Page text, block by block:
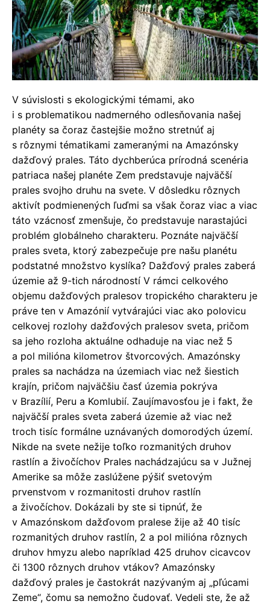
V súvislosti s ekologickými témami, ako
i s problematikou nadmerného odlesňovania našej
planéty sa čoraz častejšie možno stretnúť aj
s rôznymi tématikami zameranými na Amazónsky
dažďový prales. Táto dychberúca prírodná scenéria
patriaca našej planéte Zem predstavuje najväčší
prales svojho druhu na svete. V dôsledku rôznych
aktivít podmienených ľuďmi sa však čoraz viac a viac
táto vzácnosť zmenšuje, čo predstavuje narastajúci
problém globálneho charakteru. Poznáte najväčší
prales sveta, ktorý zabezpečuje pre našu planétu
podstatné množstvo kyslíka? Dažďový prales zaberá
územie až 9-tich národností V rámci celkového
objemu dažďových pralesov tropického charakteru je
práve ten v Amazónií vytvárajúci viac ako polovicu
celkovej rozlohy dažďových pralesov sveta, pričom
sa jeho rozloha aktuálne odhaduje na viac než 5
a pol milióna kilometrov štvorcových. Amazónsky
prales sa nachádza na územiach viac než šiestich
krajín, pričom najväčšiu časť územia pokrýva
v Brazílií, Peru a Komlubií. Zaujímavosťou je i fakt, že
najväčší prales sveta zaberá územie až viac než
troch tisíc formálne uznávaných domorodých území.
Nikde na svete nežije toľko rozmanitých druhov
rastlín a živočíchov Prales nachádzajúcu sa v Južnej
Amerike sa môže zaslúžene pýšiť svetovým
prvenstvom v rozmanitosti druhov rastlín
a živočíchov. Dokázali by ste si tipnúť, že
v Amazónskom dažďovom pralese žije až 40 tisíc
rozmanitých druhov rastlín, 2 a pol milióna rôznych
druhov hmyzu alebo napríklad 425 druhov cicavcov
či 1300 rôznych druhov vtákov? Amazónsky
dažďový prales je častokrát nazývaným aj „pľúcami
Zeme“, čomu sa nemožno čudovať. Vedeli ste, že až